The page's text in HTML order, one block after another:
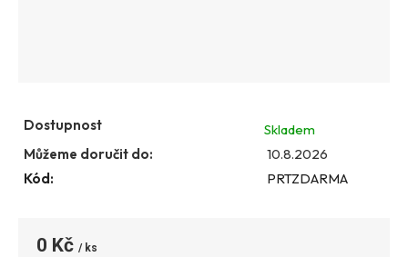
Dostupnost
Skladem
Můžeme doručit do:
10.8.2026
Kód:
PRTZDARMA
0 Kč